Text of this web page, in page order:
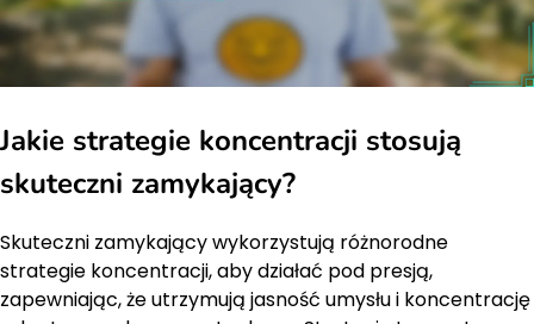
Jakie strategie koncentracji stosują
skuteczni zamykający?
Skuteczni zamykający wykorzystują różnorodne
strategie koncentracji, aby działać pod presją,
zapewniając, że utrzymują jasność umysłu i koncentrację